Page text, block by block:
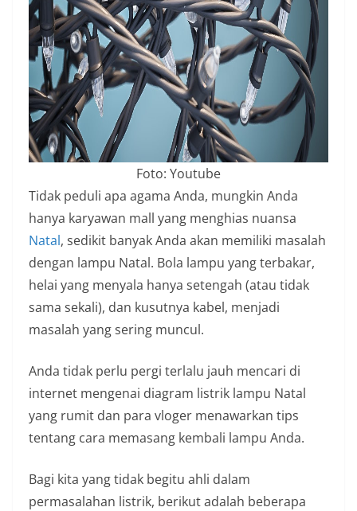
Foto: Youtube
Tidak peduli apa agama Anda, mungkin Anda
hanya karyawan mall yang menghias nuansa
Natal, sedikit banyak Anda akan memiliki masalah
dengan lampu Natal. Bola lampu yang terbakar,
helai yang menyala hanya setengah (atau tidak
sama sekali), dan kusutnya kabel, menjadi
masalah yang sering muncul.
Anda tidak perlu pergi terlalu jauh mencari di
internet mengenai diagram listrik lampu Natal
yang rumit dan para vloger menawarkan tips
tentang cara memasang kembali lampu Anda.
Bagi kita yang tidak begitu ahli dalam
permasalahan listrik, berikut adalah beberapa